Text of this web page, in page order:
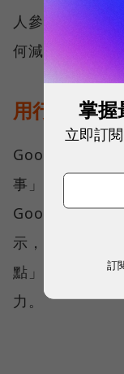
人參加畢業舞
何減肥」這種問
用行動裝置
Google的這項
事」的理念，並
Google新聞實
示，「行動裝置
點」，Google
力。
掌握
立即訂
訂